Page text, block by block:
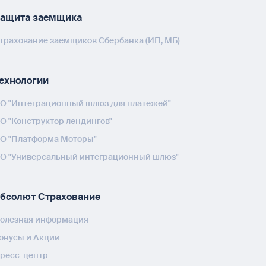
заемщика
заемщиков Сбербанка (ИП, МБ)
"Интеграционный шлюз для платежей"
"Конструктор лендингов"
"Платформа Моторы"
"Универсальный интеграционный шлюз"
Страхование
информация
и Акции
центр